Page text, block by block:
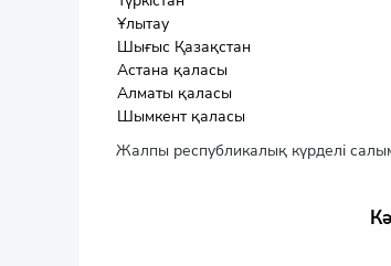
Ұлытау
Шығыс Қазақстан
Астана қаласы
Алматы қаласы
Шымкент қаласы
Жалпы республикалық күрделі